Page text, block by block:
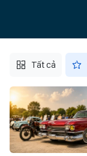
Tất cả